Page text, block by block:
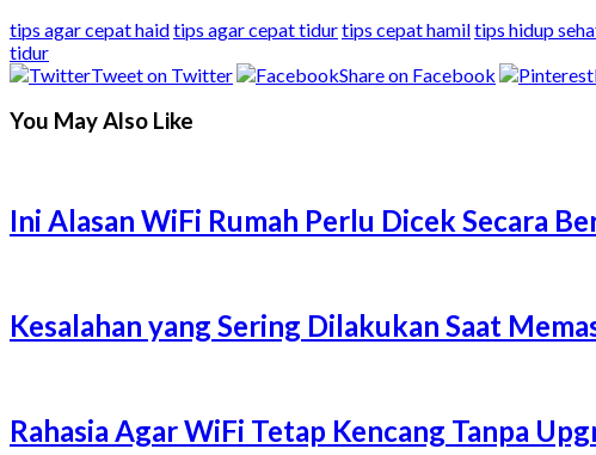
tips agar cepat haidtips agar cepat tidurtips cepat hamiltips hidup
tidur
Tweet on Twitter
Share on Facebook
You May Also Like
Ini Alasan WiFi Rumah Perlu Dicek Secara
Kesalahan yang Sering Dilakukan Saat
Rahasia Agar WiFi Tetap Kencang Tanpa